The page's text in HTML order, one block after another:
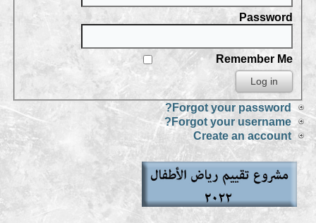
Password
Remember Me
Forgot your password?
Forgot your username?
Create an account